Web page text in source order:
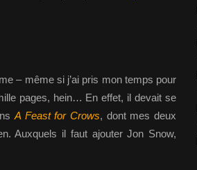
– même si j’ai pris mon temps pour
pages, hein… En effet, il devait se
A Feast for Crows, dont mes deux
Auxquels il faut ajouter Jon Snow,